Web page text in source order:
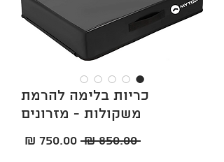
כריות בלימה להרמת
משקולות - מזרונים
‏850.00 ‏₪
מחיר